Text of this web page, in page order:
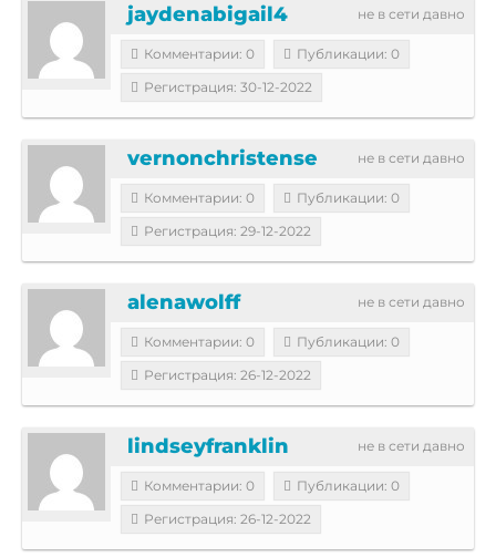
не в сети давно
jaydenabigail4
Комментарии: 0
Публикации: 0
Регистрация: 30-12-2022
не в сети давно
vernonchristense
Комментарии: 0
Публикации: 0
Регистрация: 29-12-2022
не в сети давно
alenawolff
Комментарии: 0
Публикации: 0
Регистрация: 26-12-2022
не в сети давно
lindseyfranklin
Комментарии: 0
Публикации: 0
Регистрация: 26-12-2022